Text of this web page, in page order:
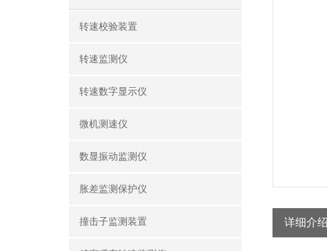
转速校验装置
转速监测仪
转速数字显示仪
微机测速仪
数显振动监测仪
胀差监测保护仪
撞击子监测装置 详细介绍